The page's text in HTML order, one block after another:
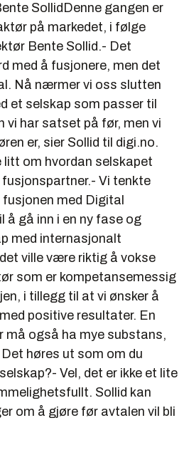
SollidDenne gangen er
på markedet, i følge
Bente Sollid.- Det
med å fusjonere, men det
Nå nærmer vi oss slutten
et selskap som passer til
vi har satset på før, men vi
er, sier Sollid til digi.no.
litt om hvordan selskapet
Vi tenkte
med Digital
å gå inn i en ny fase og
med internasjonalt
ville være riktig å vokse
som er kompetansemessig
i tillegg til at vi ønsker å
positive resultater. En
må også ha mye substans,
høres ut som om du
Vel, det er ikke et lite
Sollid kan
om å gjøre før avtalen vil bli